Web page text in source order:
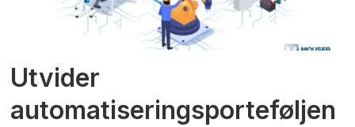
Utvider
automatiseringsporteføljen